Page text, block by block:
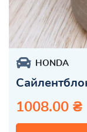
HONDA
1008.00 ₴